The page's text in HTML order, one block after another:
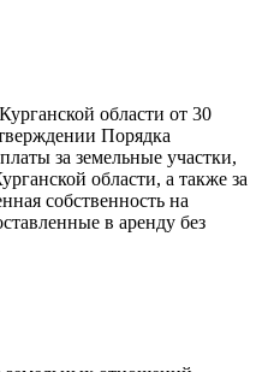
области от 30
Порядка
за земельные участки,
области, а также за
собственность на
в аренду без